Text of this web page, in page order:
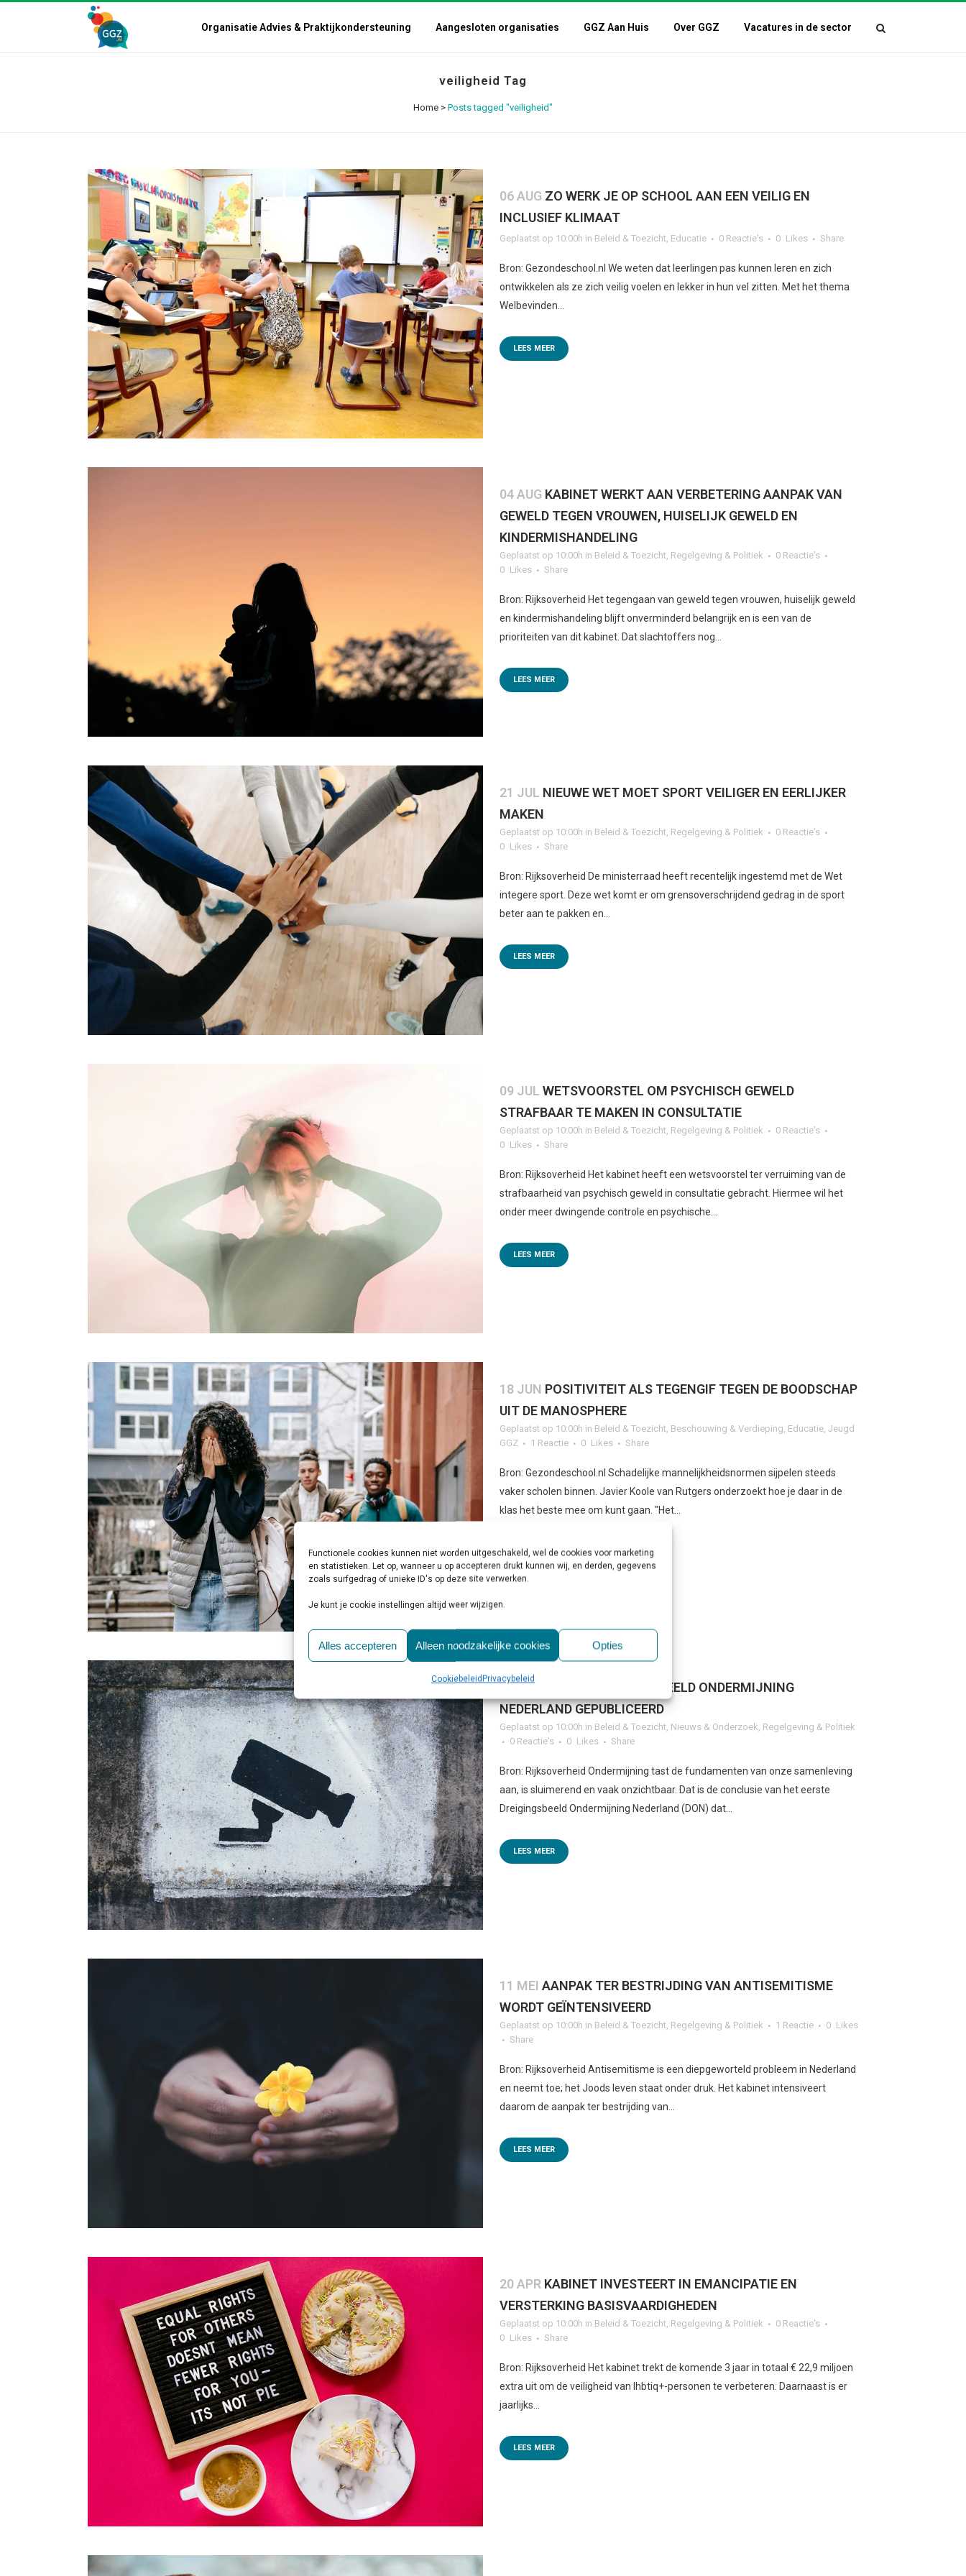
Functionele cookies kunnen niet worden uitgeschakeld, wel de cookies voor marketing
en statistieken. Let op, wanneer u op accepteren drukt kunnen wij, en derden, gegevens
zoals surfgedrag of unieke ID's op deze site verwerken.
Je kunt je cookie instellingen altijd weer wijzigen.
Alles accepteren Alleen noodzakelijke cookies Opties
Cookiebeleid Privacybeleid
Organisatie Advies & Praktijkondersteuning Aangesloten organisaties GGZ Aan Huis Over GGZ Vacatures in de sector
veiligheid Tag
Home > Posts tagged "veiligheid"
06 AUG ZO WERK JE OP SCHOOL AAN EEN VEILIG EN
INCLUSIEF KLIMAAT
Geplaatst op 10:00h in Beleid & Toezicht, Educatie 0 Reactie's 0 Likes Share
Bron: Gezondeschool.nl We weten dat leerlingen pas kunnen leren en zich
ontwikkelen als ze zich veilig voelen en lekker in hun vel zitten. Met het thema
Welbevinden...
LEES MEER
04 AUG KABINET WERKT AAN VERBETERING AANPAK VAN
GEWELD TEGEN VROUWEN, HUISELIJK GEWELD EN
KINDERMISHANDELING
Geplaatst op 10:00h in Beleid & Toezicht, Regelgeving & Politiek
0 Reactie's
0 Likes Share
Bron: Rijksoverheid Het tegengaan van geweld tegen vrouwen, huiselijk geweld
en kindermishandeling blijft onverminderd belangrijk en is een van de
prioriteiten van dit kabinet. Dat slachtoffers nog...
LEES MEER
21 JUL NIEUWE WET MOET SPORT VEILIGER EN EERLIJKER
MAKEN
Geplaatst op 10:00h in Beleid & Toezicht, Regelgeving & Politiek
0 Reactie's
0 Likes Share
Bron: Rijksoverheid De ministerraad heeft recentelijk ingestemd met de Wet
integere sport. Deze wet komt er om grensoverschrijdend gedrag in de sport
beter aan te pakken en...
LEES MEER
09 JUL WETSVOORSTEL OM PSYCHISCH GEWELD
STRAFBAAR TE MAKEN IN CONSULTATIE
Geplaatst op 10:00h in Beleid & Toezicht, Regelgeving & Politiek
0 Reactie's
0 Likes Share
Bron: Rijksoverheid Het kabinet heeft een wetsvoorstel ter verruiming van de
strafbaarheid van psychisch geweld in consultatie gebracht. Hiermee wil het
onder meer dwingende controle en psychische...
LEES MEER
18 JUN POSITIVITEIT ALS TEGENGIF TEGEN DE BOODSCHAP
UIT DE MANOSPHERE
Geplaatst op 10:00h in Beleid & Toezicht, Beschouwing & Verdieping, Educatie, Jeugd
GGZ
1 Reactie 0 Likes Share
Bron: Gezondeschool.nl Schadelijke mannelijkheidsnormen sijpelen steeds
vaker scholen binnen. Javier Koole van Rutgers onderzoekt hoe je daar in de
klas het beste mee om kunt gaan. "Het...
LEES MEER
11 JUN
EERSTE DREIGINGSBEELD ONDERMIJNING
NEDERLAND GEPUBLICEERD
Geplaatst op 10:00h in Beleid & Toezicht, Nieuws & Onderzoek, Regelgeving & Politiek
0 Reactie's
0 Likes Share
Bron: Rijksoverheid Ondermijning tast de fundamenten van onze samenleving
aan, is sluimerend en vaak onzichtbaar. Dat is de conclusie van het eerste
Dreigingsbeeld Ondermijning Nederland (DON) dat...
LEES MEER
11 MEI AANPAK TER BESTRIJDING VAN ANTISEMITISME
WORDT GEÏNTENSIVEERD
Geplaatst op 10:00h in Beleid & Toezicht, Regelgeving & Politiek 1 Reactie 0 Likes
Share
Bron: Rijksoverheid Antisemitisme is een diepgeworteld probleem in Nederland
en neemt toe; het Joods leven staat onder druk. Het kabinet intensiveert
daarom de aanpak ter bestrijding van...
LEES MEER
20 APR KABINET INVESTEERT IN EMANCIPATIE EN
VERSTERKING BASISVAARDIGHEDEN
Geplaatst op 10:00h in Beleid & Toezicht, Regelgeving & Politiek
0 Reactie's
0 Likes Share
Bron: Rijksoverheid Het kabinet trekt de komende 3 jaar in totaal € 22,9 miljoen
extra uit om de veiligheid van lhbtiq+-personen te verbeteren. Daarnaast is er
jaarlijks...
LEES MEER